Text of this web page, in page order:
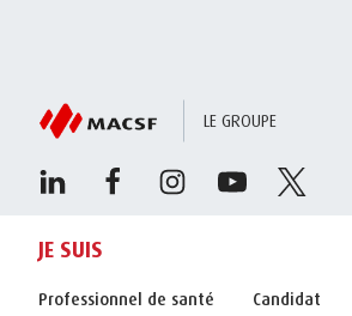
LE GROUPE
JE SUIS
Professionnel de santé Candidat